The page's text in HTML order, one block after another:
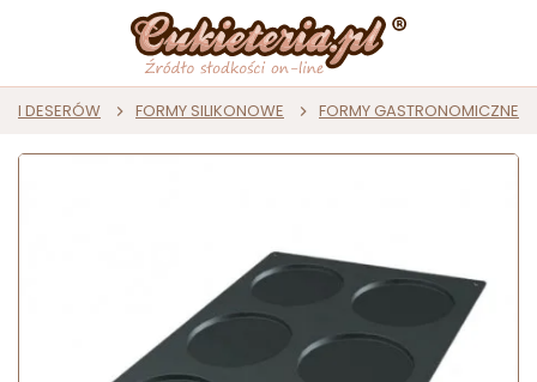
I DESERÓW FORMY SILIKONOWE FORMY GASTRONOMICZNE